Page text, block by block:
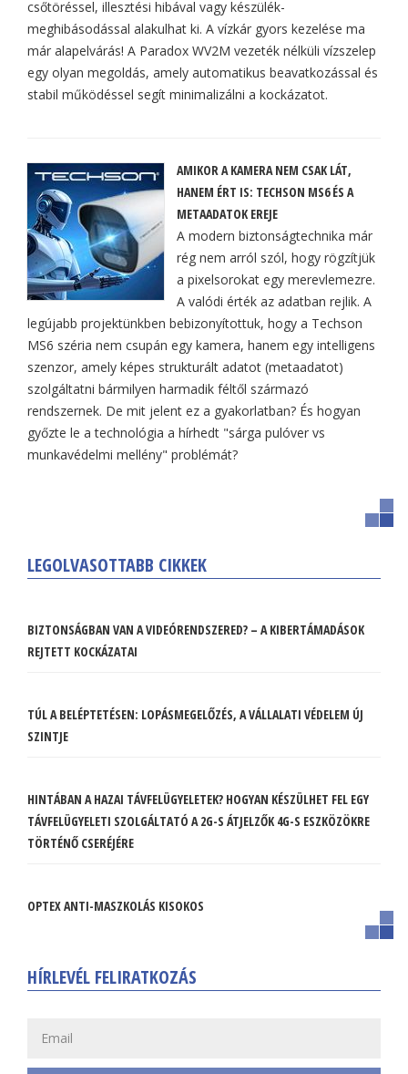
csőtöréssel, illesztési hibával vagy készülék-
meghibásodással alakulhat ki. A vízkár gyors kezelése ma
már alapelvárás! A Paradox WV2M vezeték nélküli vízszelep
egy olyan megoldás, amely automatikus beavatkozással és
stabil működéssel segít minimalizálni a kockázatot.
AMIKOR A KAMERA NEM CSAK LÁT,
HANEM ÉRT IS: TECHSON MS6 ÉS A
METAADATOK EREJE
A modern biztonságtechnika már
rég nem arról szól, hogy rögzítjük
a pixelsorokat egy merevlemezre.
A valódi érték az adatban rejlik. A
legújabb projektünkben bebizonyítottuk, hogy a Techson
MS6 széria nem csupán egy kamera, hanem egy intelligens
szenzor, amely képes strukturált adatot (metaadatot)
szolgáltatni bármilyen harmadik féltől származó
rendszernek. De mit jelent ez a gyakorlatban? És hogyan
győzte le a technológia a hírhedt "sárga pulóver vs
munkavédelmi mellény" problémát?
LEGOLVASOTTABB CIKKEK
BIZTONSÁGBAN VAN A VIDEÓRENDSZERED? – A KIBERTÁMADÁSOK
REJTETT KOCKÁZATAI
TÚL A BELÉPTETÉSEN: LOPÁSMEGELŐZÉS, A VÁLLALATI VÉDELEM ÚJ
SZINTJE
HINTÁBAN A HAZAI TÁVFELÜGYELETEK? HOGYAN KÉSZÜLHET FEL EGY
TÁVFELÜGYELETI SZOLGÁLTATÓ A 2G-S ÁTJELZŐK 4G-S ESZKÖZÖKRE
TÖRTÉNŐ CSERÉJÉRE
OPTEX ANTI-MASZKOLÁS KISOKOS
HÍRLEVÉL FELIRATKOZÁS